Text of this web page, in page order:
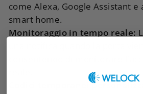
come Alexa, Google Assistant
smart home.
Monitoraggio in tempo reale:
una notifica quando la porta
Codici temporanei